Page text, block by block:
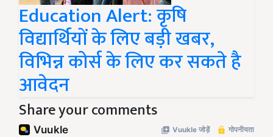
Education Alert: कृषि
विद्यार्थियों के लिए बड़ी खबर,
विभिन्न कोर्स के लिए कर सकते है
आवेदन
Share your comments